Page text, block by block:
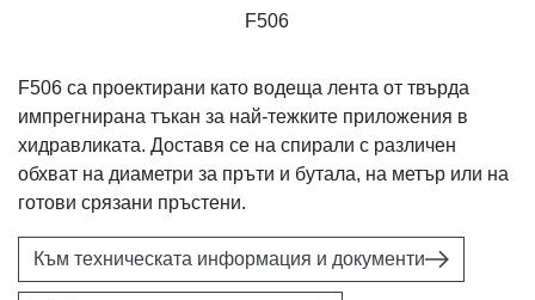
F506
F506 са проектирани като водеща лента от твърда
импрегнирана тъкан за най-тежките приложения в
хидравликата. Доставя се на спирали с различен
обхват на диаметри за пръти и бутала, на метър или на
готови срязани пръстени.
Към техническата информация и документи